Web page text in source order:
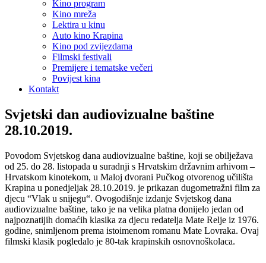
Kino program
Kino mreža
Lektira u kinu
Auto kino Krapina
Kino pod zvijezdama
Filmski festivali
Premijere i tematske večeri
Povijest kina
Kontakt
Svjetski dan audiovizualne baštine
28.10.2019.
Povodom Svjetskog dana audiovizualne baštine, koji se obilježava
od 25. do 28. listopada u suradnji s Hrvatskim državnim arhivom –
Hrvatskom kinotekom, u Maloj dvorani Pučkog otvorenog učilišta
Krapina u ponedjeljak 28.10.2019. je prikazan dugometražni film za
djecu “Vlak u snijegu“. Ovogodišnje izdanje Svjetskog dana
audiovizualne baštine, tako je na velika platna donijelo jedan od
najpoznatijih domaćih klasika za djecu redatelja Mate Relje iz 1976.
godine, snimljenom prema istoimenom romanu Mate Lovraka. Ovaj
filmski klasik pogledalo je 80-tak krapinskih osnovnoškolaca.